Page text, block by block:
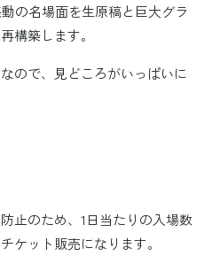
の名場面を生原稿と巨大グラ
構築します。
ので、見どころがいっぱいに
止のため、1日当たりの入場数
ケット販売になります。